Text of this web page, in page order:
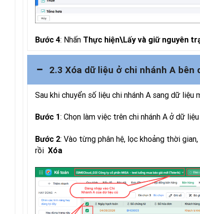
Bước 4: Nhấn Thực hiện\Lấy và giữ nguyên
2.3 Xóa dữ liệu ở chi nhánh A bên
Sau khi chuyển số liệu chi nhánh A sang dữ
Bước 1: Chọn làm việc trên chi nhánh A ở dữ
Bước 2: Vào từng phân hệ, lọc khoảng thời
rồi Xóa